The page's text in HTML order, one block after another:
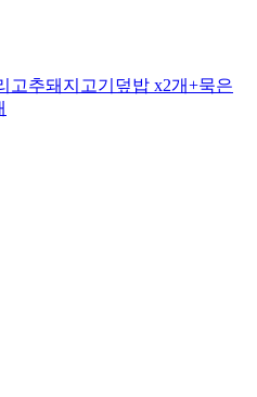
고추돼지고기덮밥 x2개+묵은